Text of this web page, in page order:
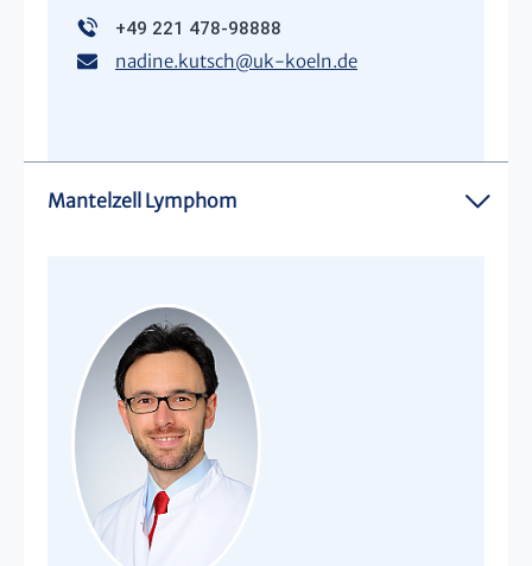
+49 221 478-98888
nadine.kutsch@uk-koeln.de
Mantelzell Lymphom